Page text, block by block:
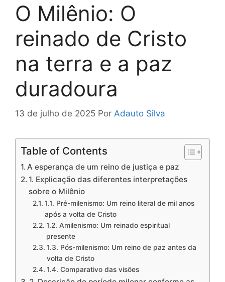
O Milênio: O
reinado de Cristo
na terra e a paz
duradoura
13 de julho de 2025 Por Adauto Silva
Table of Contents
A esperança de um reino de justiça e paz
1. Explicação das diferentes interpretações
sobre o Milênio
1.1. Pré-milenismo: Um reino literal de mil anos
após a volta de Cristo
1.2. Amilenismo: Um reinado espiritual
presente
1.3. Pós-milenismo: Um reino de paz antes da
volta de Cristo
1.4. Comparativo das visões